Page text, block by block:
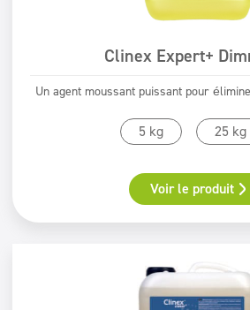
Clinex Expert+
Un agent moussant puissant pour
5 kg 25 kg
Voir le produit